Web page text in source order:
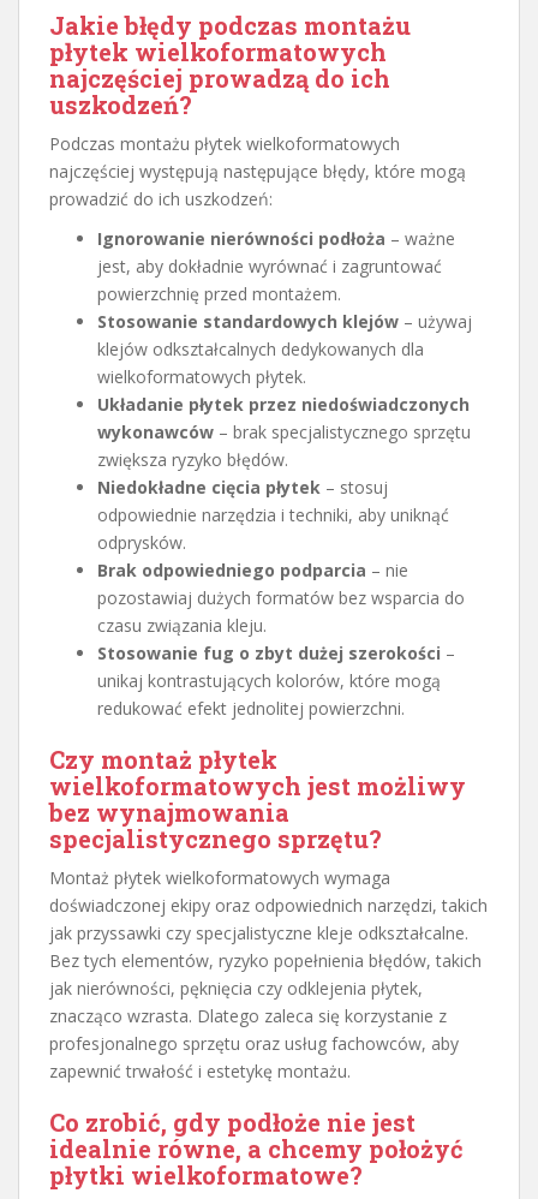
Jakie błędy podczas montażu
płytek wielkoformatowych
najczęściej prowadzą do ich
uszkodzeń?
Podczas montażu płytek wielkoformatowych
najczęściej występują następujące błędy, które mogą
prowadzić do ich uszkodzeń:
Ignorowanie nierówności podłoża – ważne
jest, aby dokładnie wyrównać i zagruntować
powierzchnię przed montażem.
Stosowanie standardowych klejów – używaj
klejów odkształcalnych dedykowanych dla
wielkoformatowych płytek.
Układanie płytek przez niedoświadczonych
wykonawców – brak specjalistycznego sprzętu
zwiększa ryzyko błędów.
Niedokładne cięcia płytek – stosuj
odpowiednie narzędzia i techniki, aby uniknąć
odprysków.
Brak odpowiedniego podparcia – nie
pozostawiaj dużych formatów bez wsparcia do
czasu związania kleju.
Stosowanie fug o zbyt dużej szerokości –
unikaj kontrastujących kolorów, które mogą
redukować efekt jednolitej powierzchni.
Czy montaż płytek
wielkoformatowych jest możliwy
bez wynajmowania
specjalistycznego sprzętu?
Montaż płytek wielkoformatowych wymaga
doświadczonej ekipy oraz odpowiednich narzędzi, takich
jak przyssawki czy specjalistyczne kleje odkształcalne.
Bez tych elementów, ryzyko popełnienia błędów, takich
jak nierówności, pęknięcia czy odklejenia płytek,
znacząco wzrasta. Dlatego zaleca się korzystanie z
profesjonalnego sprzętu oraz usług fachowców, aby
zapewnić trwałość i estetykę montażu.
Co zrobić, gdy podłoże nie jest
idealnie równe, a chcemy położyć
płytki wielkoformatowe?